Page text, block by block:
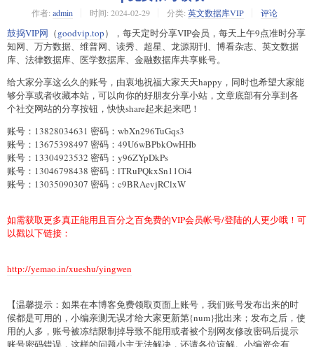
作者: admin 时间: 2024-02-29 分类: 英文数据库VIP 评论
鼓捣VIP网 （goodvip.top），每天定时分享VIP会员，每天上午9点准时分享
知网、万方数据、维普网、读秀、超星、龙源期刊、博看杂志、英文数据
库、法律数据库、医学数据库、金融数据库共享账号。
给大家分享这么久的账号，由衷地祝福大家天天happy，同时也希望大家能
够分享或者收藏本站，可以向你的好朋友分享小站，文章底部有分享到各
个社交网站的分享按钮，快快share起来起来吧！
账号：13828034631 密码：wbXn296TuGqs3
账号：13675398497 密码：49U6wBPbkOwHHb
账号：13304923532 密码：y96ZYpDkPs
账号：13046798438 密码：lTRuPQkxSn11Oi4
账号：13035090307 密码：c9BRAevjRClxW
如需获取更多真正能用且百分之百免费的VIP会员帐号/登陆的人更少哦！可
以戳以下链接：
http://yemao.in/xueshu/yingwen
【温馨提示：如果在本博客免费领取页面上账号，我们账号发布出来的时
候都是可用的，小编亲测无误才给大家更新第{num}批出来；发布之后，使
用的人多，账号被冻结限制掉导致不能用或者被个别网友修改密码后提示
账号密码错误，这样的问题小主无法解决，还请各位谅解。小编资金有